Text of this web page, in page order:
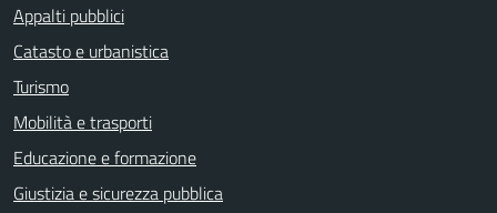
Appalti pubblici
Catasto e urbanistica
Turismo
Mobilità e trasporti
Educazione e formazione
Giustizia e sicurezza pubblica